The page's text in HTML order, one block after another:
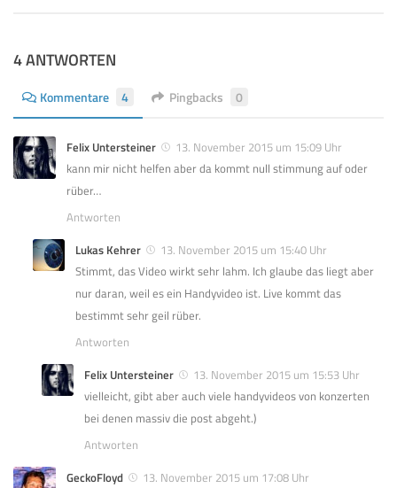
4 ANTWORTEN
Kommentare 4 Pingbacks 0
Felix Untersteiner
13. November 2015 um 15:09 Uhr
kann mir nicht helfen aber da kommt null stimmung auf oder
rüber…
Antworten
Lukas Kehrer
13. November 2015 um 15:40 Uhr
Stimmt, das Video wirkt sehr lahm. Ich glaube das liegt aber
nur daran, weil es ein Handyvideo ist. Live kommt das
bestimmt sehr geil rüber.
Antworten
Felix Untersteiner
13. November 2015 um 15:53 Uhr
vielleicht, gibt aber auch viele handyvideos von konzerten
bei denen massiv die post abgeht.)
Antworten
GeckoFloyd
13. November 2015 um 17:08 Uhr